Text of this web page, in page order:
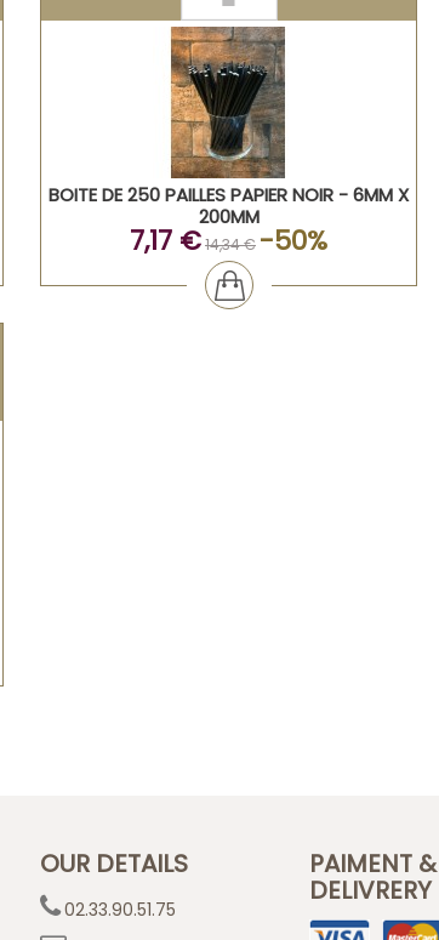
BOITE DE 250 PAILLES PAPIER NOIR - 6MM X
200MM
7,17 €14,34 € -50%
OUR DETAILS
02.33.90.51.75
PAIMENT &
DELIVRERY